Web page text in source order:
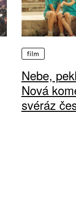
film
Nebe,
Nová
svéráz